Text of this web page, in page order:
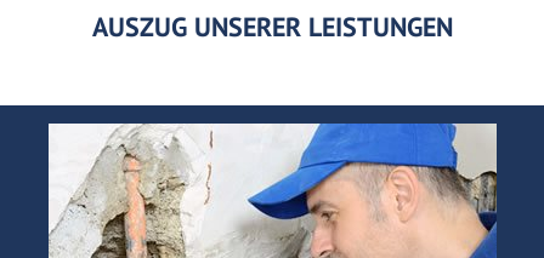
AUSZUG UNSERER LEISTUNGEN